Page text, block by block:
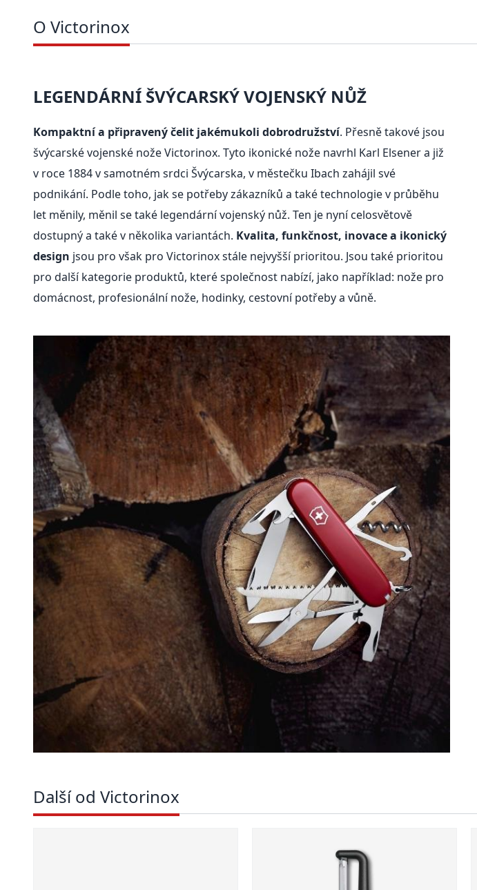
O Victorinox
LEGENDÁRNÍ ŠVÝCARSKÝ VOJENSKÝ NŮŽ
Kompaktní a připravený čelit jakémukoli dobrodružství. Přesně takové jsou
švýcarské vojenské nože Victorinox. Tyto ikonické nože navrhl Karl Elsener a již
v roce 1884 v samotném srdci Švýcarska, v městečku Ibach zahájil své
podnikání. Podle toho, jak se potřeby zákazníků a také technologie v průběhu
let měnily, měnil se také legendární vojenský nůž. Ten je nyní celosvětově
dostupný a také v několika variantách. Kvalita, funkčnost, inovace a ikonický
design jsou pro však pro Victorinox stále nejvyšší prioritou. Jsou také prioritou
pro další kategorie produktů, které společnost nabízí, jako například: nože pro
domácnost, profesionální nože, hodinky, cestovní potřeby a vůně.
Další od Victorinox